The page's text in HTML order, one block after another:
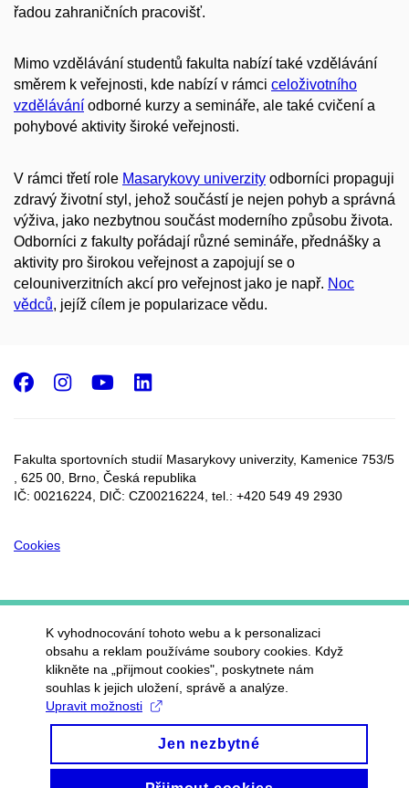
řadou zahraničních pracovišť.
Mimo vzdělávání studentů fakulta nabízí také vzdělávání
směrem k veřejnosti, kde nabízí v rámci celoživotního
vzdělávání odborné kurzy a semináře, ale také cvičení a
pohybové aktivity široké veřejnosti.
V rámci třetí role Masarykovy univerzity odborníci propaguji
zdravý životní styl, jehož součástí je nejen pohyb a správná
výživa, jako nezbytnou součást moderního způsobu života.
Odborníci z fakulty pořádají různé semináře, přednášky a
aktivity pro širokou veřejnost a zapojují se o
celouniverzitních akcí pro veřejnost jako je např. Noc
vědců, jejíž cílem je popularizace vědu.
Fakulta sportovních studií Masarykovy univerzity, Kamenice 753/5​
, 625 00, Brno, Česká republika
IČ: 00216224, DIČ: CZ00216224, tel.: +420 549 49 2930
Cookies
Facebook
Instagram
Youtube
K vyhodnocování tohoto webu a k personalizaci
obsahu a reklam používáme soubory cookies. Když
klikněte na „přijmout cookies", poskytnete nám
souhlas k jejich uložení, správě a analýze.
Upravit možnosti
Jen nezbytné